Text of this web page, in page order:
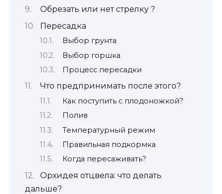
Обрезать или нет стрелку ?
Пересадка
Выбор грунта
Выбор горшка
Процесс пересадки
Что предпринимать после этого?
Как поступить с плодоножкой?
Полив
Температурный режим
Правильная подкормка
Когда пересаживать?
Орхидея отцвела: что делать
дальше?